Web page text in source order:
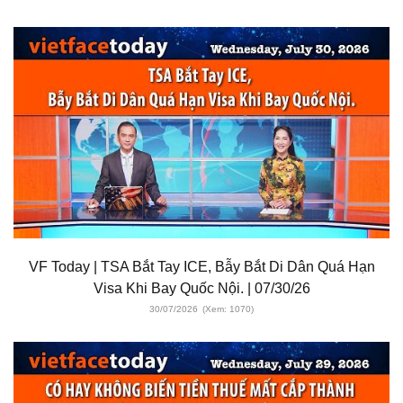
VF Today | TSA Bắt Tay ICE, Bẫy Bắt Di Dân Quá Hạn
Visa Khi Bay Quốc Nội. | 07/30/26
30/07/2026 (Xem: 1070)